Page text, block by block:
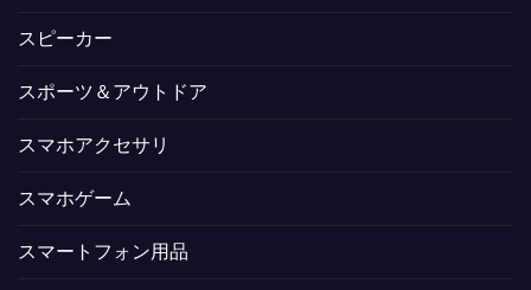
スピーカー
スポーツ＆アウトドア
スマホアクセサリ
スマホゲーム
スマートフォン用品